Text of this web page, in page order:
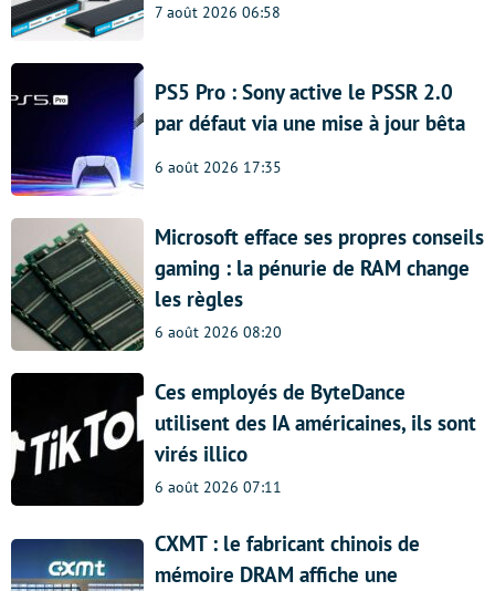
7 août 2026 06:58
PS5 Pro : Sony active le PSSR 2.0
par défaut via une mise à jour bêta
6 août 2026 17:35
Microsoft efface ses propres conseils
gaming : la pénurie de RAM change
les règles
6 août 2026 08:20
Ces employés de ByteDance
utilisent des IA américaines, ils sont
virés illico
6 août 2026 07:11
CXMT : le fabricant chinois de
mémoire DRAM affiche une